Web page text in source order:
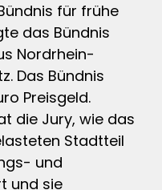
für frühe
das Bündnis
Nordrhein-
Das Bündnis
Preisgeld.
die Jury, wie das
Stadtteil
und
und sie